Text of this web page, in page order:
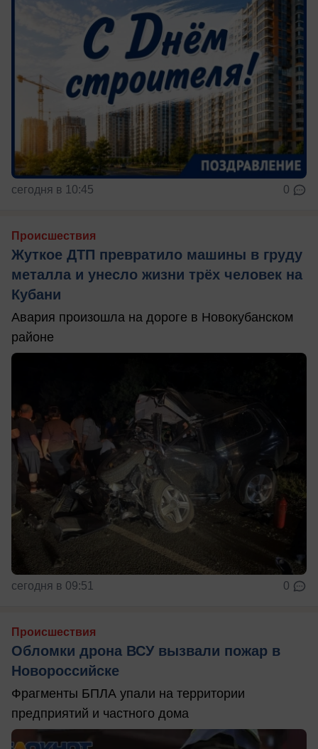
сегодня в 10:45 0
Происшествия
Жуткое ДТП превратило машины в груду
металла и унесло жизни трёх человек на
Кубани
Авария произошла на дороге в Новокубанском
районе
сегодня в 09:51 0
Происшествия
Обломки дрона ВСУ вызвали пожар в
Новороссийске
Фрагменты БПЛА упали на территории
предприятий и частного дома